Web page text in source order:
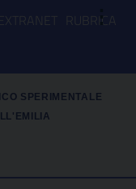
⋮
EXTRANET RUBRICA
SPERIMENTALE